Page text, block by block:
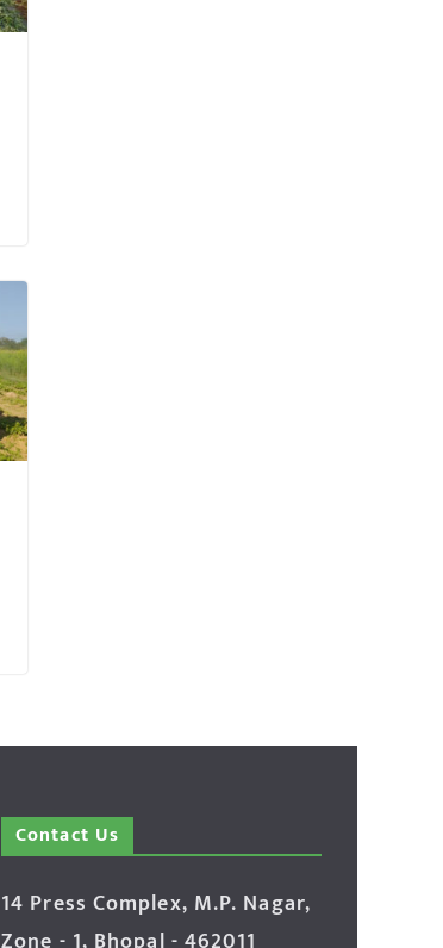
Contact Us
14 Press Complex, M.P. Nagar,